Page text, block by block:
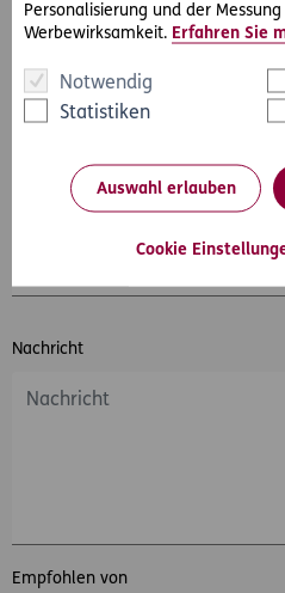
Personalisierung und der
Werbewirksamkeit. Erfahren Sie
Notwendig
Statistiken
Auswahl erlauben
Cookie
Telefonnummer
E-Mail Adresse*
Nachricht
Empfohlen von